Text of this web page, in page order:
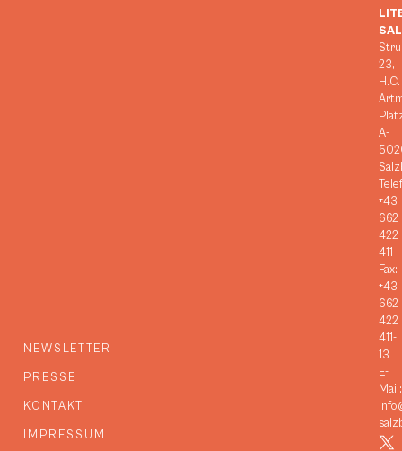
NEWSLETTER
PRESSE
KONTAKT
IMPRESSUM
23,
H.C.
A-
+43
662
422
411
Fax:
+43
662
422
411-
13
E-
Mail: